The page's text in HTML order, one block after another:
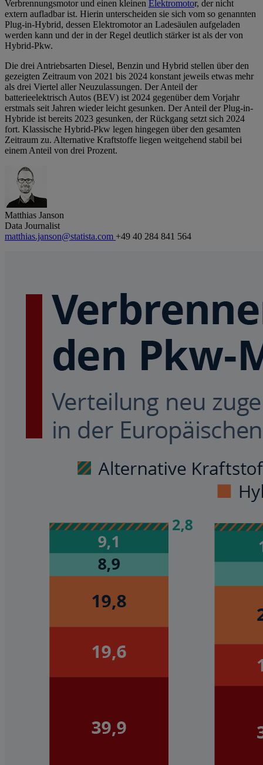
Verbrennungsmotor und einen kleinen Elektromotor, der nicht
extern aufladbar ist. Hierin unterscheiden sie sich vom so genannten
Plug-in-Hybrid, dessen Elektromotor an Ladesäulen aufgeladen
werden kann und der in der Regel deutlich stärker ist als der von
Hybrid-Pkw.
Die drei Antriebsarten Diesel, Benzin und Hybrid stellen über den
gezeigten Zeitraum von 2021 bis 2024 konstant jeweils etwas mehr
als drei Viertel aller Neuzulassungen. Der Anteil der
batterieelektrisch Autos (BEV) ist 2024 gegenüber dem Vorjahr
erstmals seit Jahren wieder leicht gesunken. Der Anteil der Plug-in-
Hybride ist bereits 2023 gesunken, der Rückgang setzt sich 2024
fort. Klassische Hybrid-Pkw legen hingegen über den gesamten
Zeitraum zu. Alternative Kraftstoffe liegen weitgehend stabil bei
einem Anteil von drei Prozent.
Matthias Janson
Data Journalist
matthias.janson@statista.com +49 40 284 841 564